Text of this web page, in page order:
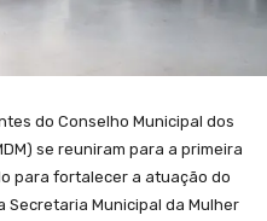
do Conselho Municipal dos
se reuniram para a primeira
para fortalecer a atuação do
Secretaria Municipal da Mulher